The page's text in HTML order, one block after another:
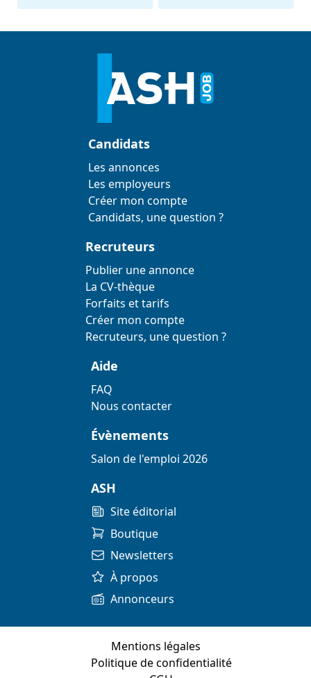
Candidats
Les annonces
Les employeurs
Créer mon compte
Candidats, une question ?
Recruteurs
Publier une annonce
La CV-thèque
Forfaits et tarifs
Créer mon compte
Recruteurs, une question ?
Aide
FAQ
Nous contacter
Évènements
Salon de l'emploi 2026
ASH
Site éditorial
Boutique
Newsletters
À propos
Annonceurs
Mentions légales
Politique de confidentialité